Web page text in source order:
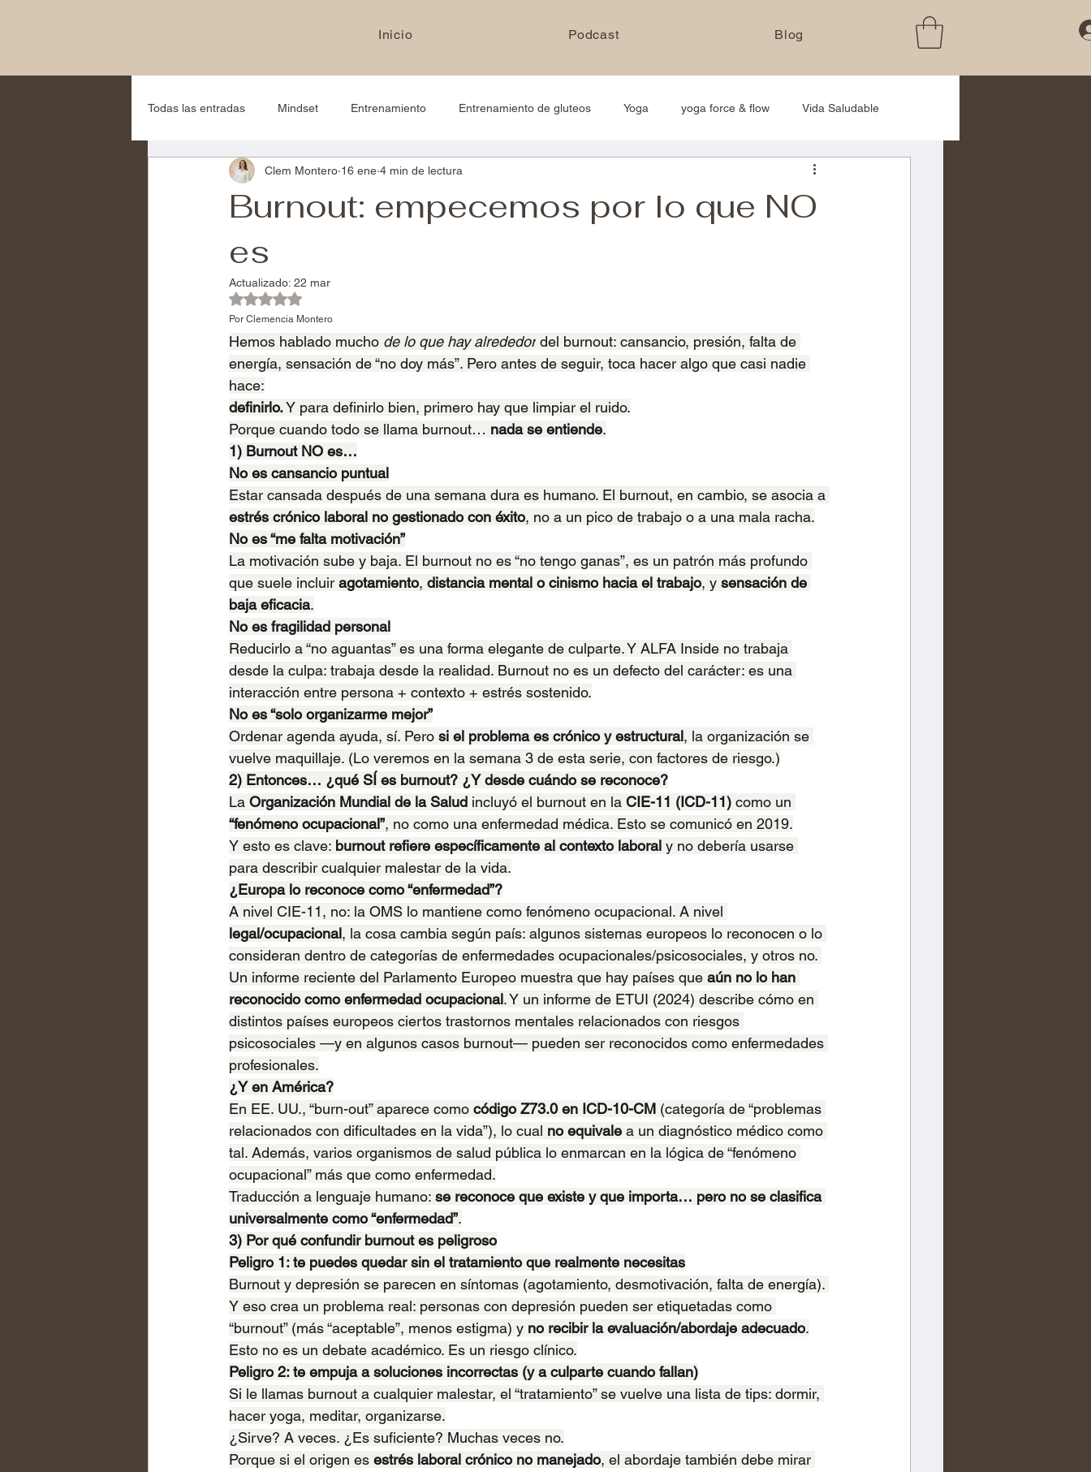
Inicio Podcast Blog
Todas las entradas Mindset Entrenamiento Entrenamiento de gluteos Yoga yoga force & flow Vida Saludable
Alimentación Alfa Estrés y regulación Bienestar real
Burnout: empecemos por lo que NO
es
Clem Montero 16 ene 4 min de lectura
Actualizado: 22 mar
Obtuvo NaN de 5 estrellas.
Por Clemencia Montero
Hemos hablado mucho de lo que hay alrededor del burnout: cansancio, presión, falta de
energía, sensación de “no doy más”. Pero antes de seguir, toca hacer algo que casi nadie
hace:
definirlo. Y para definirlo bien, primero hay que limpiar el ruido.
Porque cuando todo se llama burnout… nada se entiende.
1) Burnout NO es…
No es cansancio puntual
Estar cansada después de una semana dura es humano. El burnout, en cambio, se asocia a
estrés crónico laboral no gestionado con éxito, no a un pico de trabajo o a una mala racha.
No es “me falta motivación”
La motivación sube y baja. El burnout no es “no tengo ganas”, es un patrón más profundo
que suele incluir agotamiento, distancia mental o cinismo hacia el trabajo, y sensación de
baja eficacia.
No es fragilidad personal
Reducirlo a “no aguantas” es una forma elegante de culparte. Y ALFA Inside no trabaja
desde la culpa: trabaja desde la realidad. Burnout no es un defecto del carácter: es una
interacción entre persona + contexto + estrés sostenido.
No es “solo organizarme mejor”
Ordenar agenda ayuda, sí. Pero si el problema es crónico y estructural, la organización se
vuelve maquillaje. (Lo veremos en la semana 3 de esta serie, con factores de riesgo.)
2) Entonces… ¿qué SÍ es burnout? ¿Y desde cuándo se reconoce?
La Organización Mundial de la Salud incluyó el burnout en la CIE-11 (ICD-11) como un
“fenómeno ocupacional”, no como una enfermedad médica. Esto se comunicó en 2019.
Y esto es clave: burnout refiere específicamente al contexto laboral y no debería usarse
para describir cualquier malestar de la vida.
¿Europa lo reconoce como “enfermedad”?
A nivel CIE-11, no: la OMS lo mantiene como fenómeno ocupacional. A nivel
legal/ocupacional, la cosa cambia según país: algunos sistemas europeos lo reconocen o lo
consideran dentro de categorías de enfermedades ocupacionales/psicosociales, y otros no.
Un informe reciente del Parlamento Europeo muestra que hay países que aún no lo han
reconocido como enfermedad ocupacional. Y un informe de ETUI (2024) describe cómo en
distintos países europeos ciertos trastornos mentales relacionados con riesgos
psicosociales —y en algunos casos burnout— pueden ser reconocidos como enfermedades
profesionales.
¿Y en América?
En EE. UU., “burn-out” aparece como código Z73.0 en ICD-10-CM (categoría de “problemas
relacionados con dificultades en la vida”), lo cual no equivale a un diagnóstico médico como
tal. Además, varios organismos de salud pública lo enmarcan en la lógica de “fenómeno
ocupacional” más que como enfermedad.
Traducción a lenguaje humano: se reconoce que existe y que importa… pero no se clasifica
universalmente como “enfermedad”.
3) Por qué confundir burnout es peligroso
Peligro 1: te puedes quedar sin el tratamiento que realmente necesitas
Burnout y depresión se parecen en síntomas (agotamiento, desmotivación, falta de energía).
Y eso crea un problema real: personas con depresión pueden ser etiquetadas como
“burnout” (más “aceptable”, menos estigma) y no recibir la evaluación/abordaje adecuado.
Esto no es un debate académico. Es un riesgo clínico.
Peligro 2: te empuja a soluciones incorrectas (y a culparte cuando fallan)
Si le llamas burnout a cualquier malestar, el “tratamiento” se vuelve una lista de tips: dormir,
hacer yoga, meditar, organizarse.
¿Sirve? A veces. ¿Es suficiente? Muchas veces no.
Porque si el origen es estrés laboral crónico no manejado, el abordaje también debe mirar